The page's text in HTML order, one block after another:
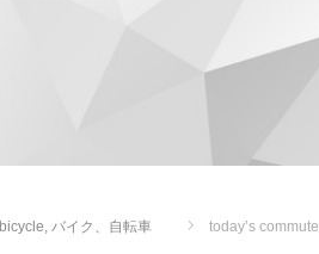
バイク、自転車 today’s commute